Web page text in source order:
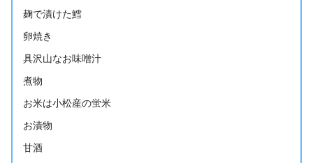
麹で漬けた鱈
卵焼き
具沢山なお味噌汁
煮物
お米は小松産の蛍米
お漬物
甘酒